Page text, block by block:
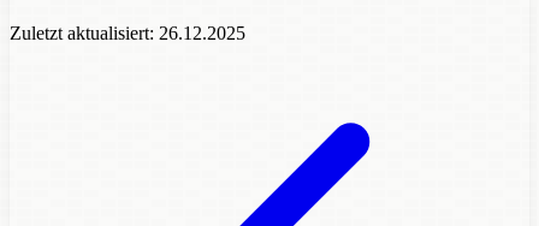
Zuletzt aktualisiert: 26.12.2025